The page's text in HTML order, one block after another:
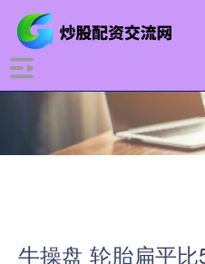
牛操盘 轮胎扁平比